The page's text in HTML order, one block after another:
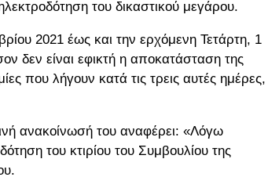
του δικαστικού μεγάρου.
2021 έως και την ερχόμενη Τετάρτη, 1
δεν είναι εφικτή η αποκατάσταση της
που λήγουν κατά τις τρεις αυτές ημέρες,
ανακοίνωσή του αναφέρει: «Λόγω
του κτιρίου του Συμβουλίου της